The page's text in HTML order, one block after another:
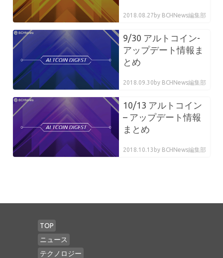
2018.08.27 by BCHNews編集部
9/30 アルトコイン-
アップデート情報ま
とめ
2018.09.30 by BCHNews編集部
10/13 アルトコイン
– アップデート情報
まとめ
2018.10.13 by BCHNews編集部
TOP
ニュース
テクノロジー